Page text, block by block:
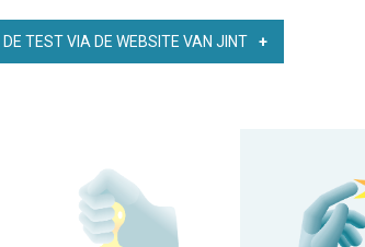
DE TEST VIA DE WEBSITE VAN JINT